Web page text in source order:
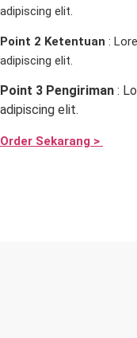
adipiscing elit.
Point 2 Ketentuan :
adipiscing elit.
Point 3 Pengiriman :
adipiscing elit.
Order Sekarang >